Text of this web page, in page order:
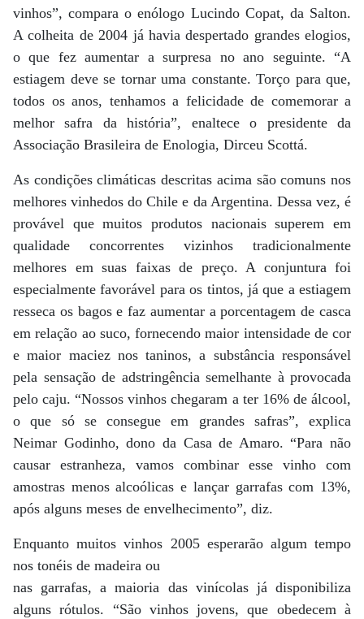
vinhos”, compara o enólogo Lucindo Copat, da Salton.
A colheita de 2004 já havia despertado grandes elogios,
o que fez aumentar a surpresa no ano seguinte. “A
estiagem deve se tornar uma constante. Torço para que,
todos os anos, tenhamos a felicidade de comemorar a
melhor safra da história”, enaltece o presidente da
Associação Brasileira de Enologia, Dirceu Scottá.
As condições climáticas descritas acima são comuns nos
melhores vinhedos do Chile e da Argentina. Dessa vez, é
provável que muitos produtos nacionais superem em
qualidade concorrentes vizinhos tradicionalmente
melhores em suas faixas de preço. A conjuntura foi
especialmente favorável para os tintos, já que a estiagem
resseca os bagos e faz aumentar a porcentagem de casca
em relação ao suco, fornecendo maior intensidade de cor
e maior maciez nos taninos, a substância responsável
pela sensação de adstringência semelhante à provocada
pelo caju. “Nossos vinhos chegaram a ter 16% de álcool,
o que só se consegue em grandes safras”, explica
Neimar Godinho, dono da Casa de Amaro. “Para não
causar estranheza, vamos combinar esse vinho com
amostras menos alcoólicas e lançar garrafas com 13%,
após alguns meses de envelhecimento”, diz.
Enquanto muitos vinhos 2005 esperarão algum tempo
nos tonéis de madeira ou
nas garrafas, a maioria das vinícolas já disponibiliza
alguns rótulos. “São vinhos jovens, que obedecem à